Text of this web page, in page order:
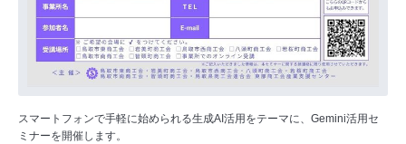
スマートフォンで手軽に始められる生成AI活用をテーマに、Gemini活用セ
ミナーを開催します。